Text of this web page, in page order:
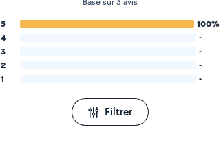
5
100%
4
-
3
-
2
-
1
-
Filtrer